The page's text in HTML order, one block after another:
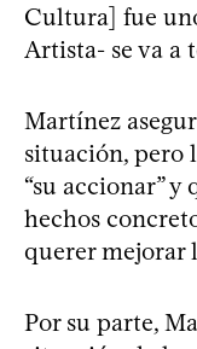
Cultura] fue
Artista- se va a
Martínez
situación, pero
“su accionar” y
hechos
querer mejorar
Por su parte,